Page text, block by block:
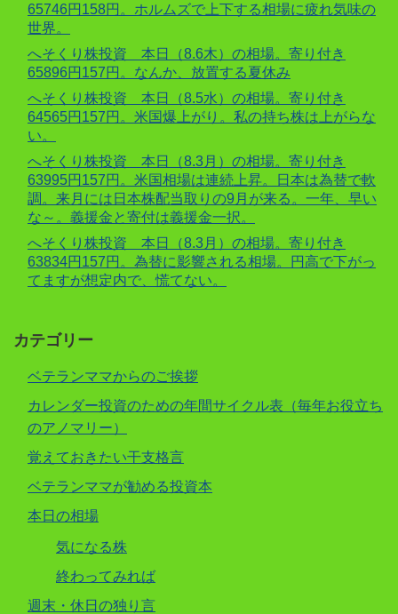
65746円158円。ホルムズで上下する相場に疲れ気味の
世界。
へそくり株投資 本日（8.6木）の相場。寄り付き
65896円157円。なんか、放置する夏休み
へそくり株投資 本日（8.5水）の相場。寄り付き
64565円157円。米国爆上がり。私の持ち株は上がらな
い。
へそくり株投資 本日（8.3月）の相場。寄り付き
63995円157円。米国相場は連続上昇。日本は為替で軟
調。来月には日本株配当取りの9月が来る。一年、早い
な～。義援金と寄付は義援金一択。
へそくり株投資 本日（8.3月）の相場。寄り付き
63834円157円。為替に影響される相場。円高で下がっ
てますが想定内で、慌てない。
カテゴリー
ベテランママからのご挨拶
カレンダー投資のための年間サイクル表（毎年お役立ち
のアノマリー）
覚えておきたい干支格言
ベテランママが勧める投資本
本日の相場
気になる株
終わってみれば
週末・休日の独り言